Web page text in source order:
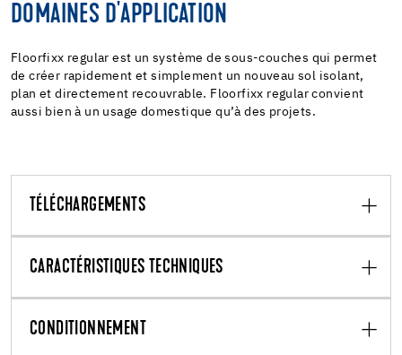
DOMAINES D'APPLICATION
Floorfixx regular est un système de sous-couches qui permet
de créer rapidement et simplement un nouveau sol isolant,
plan et directement recouvrable. Floorfixx regular convient
aussi bien à un usage domestique qu’à des projets.
TÉLÉCHARGEMENTS
CARACTÉRISTIQUES TECHNIQUES
CONDITIONNEMENT